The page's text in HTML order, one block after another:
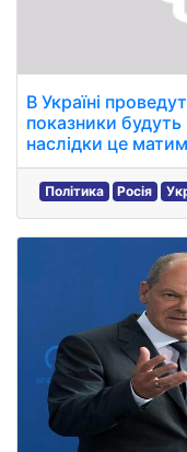
В Україні
показники будуть
наслідки це
Політика Росія